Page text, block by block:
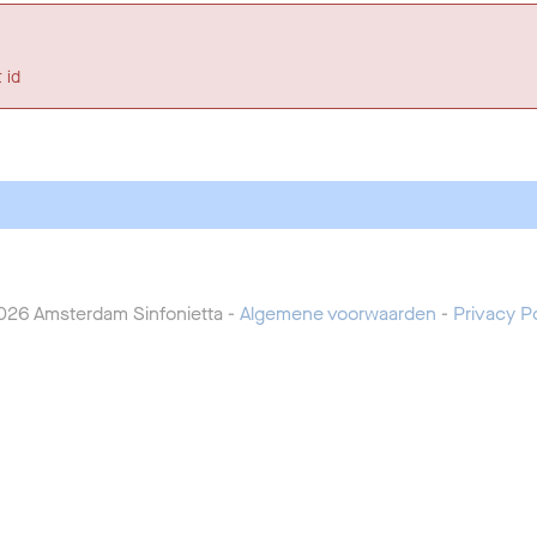
id
Amsterdam Sinfonietta - Algemene voorwaarden - Privacy